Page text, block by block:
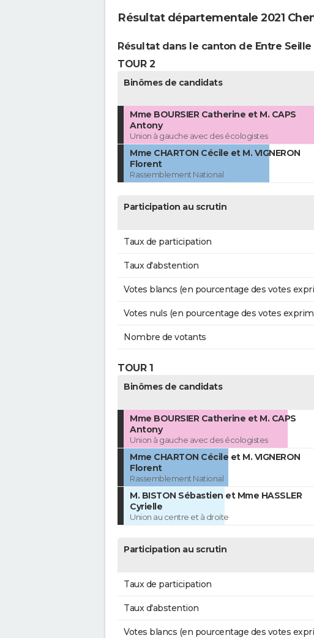
Résultat départementale 2021
Résultat dans le canton de Entre
TOUR 2
Binômes de candidats
Mme BOURSIER Catherine et M. CAPS
Antony
Union à gauche avec des écologistes
Mme CHARTON Cécile et M. VIGNERON
Florent
Rassemblement National
Participation au scrutin
Taux de participation
Taux d'abstention
Votes blancs (en pourcentage des votes
Votes nuls (en pourcentage des votes
Nombre de votants
TOUR 1
Binômes de candidats
Mme BOURSIER Catherine et M. CAPS
Antony
Union à gauche avec des écologistes
Mme CHARTON Cécile et M. VIGNERON
Florent
Rassemblement National
M. BISTON Sébastien et Mme HASSLER
Cyrielle
Union au centre et à droite
Participation au scrutin
Taux de participation
Taux d'abstention
Votes blancs (en pourcentage des votes